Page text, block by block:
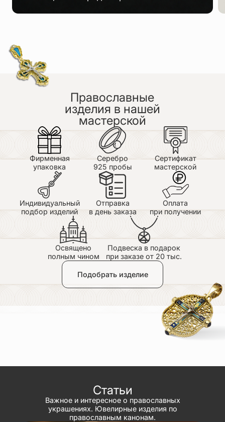
Православные
изделия в нашей
мастерской
Фирменная
упаковка
Серебро
925 пробы
Сертификат
мастерской
Индивидуальный
подбор изделий
Отправка
в день заказа
Оплата
при получении
Освящено
полным чином
Подвеска в подарок
при заказе от 20 тыс.
Подобрать изделие
Статьи
Важное и интересное о православных
украшениях. Ювелирные изделия по
православным канонам.